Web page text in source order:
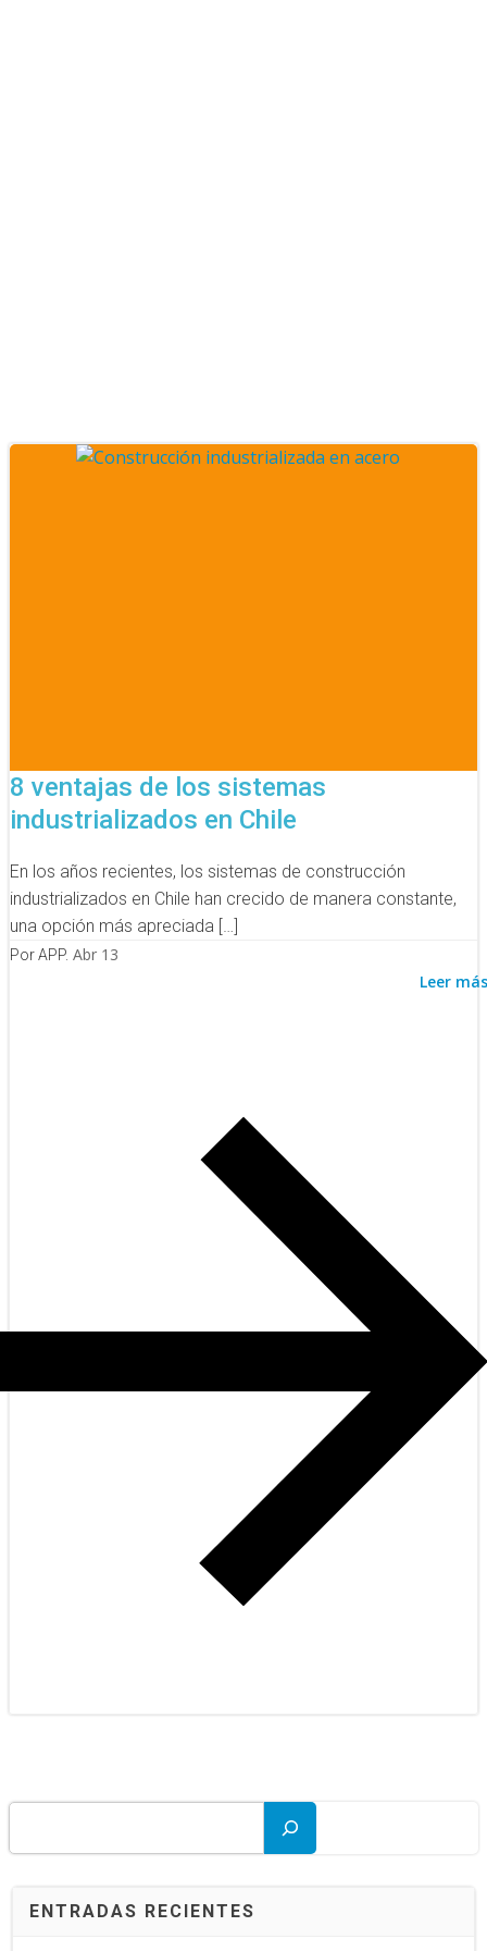
8 ventajas de los sistemas
industrializados en Chile
En los años recientes, los sistemas de construcción
industrializados en Chile han crecido de manera constante,
una opción más apreciada […]
Por APP. Abr 13
Leer más
ENTRADAS RECIENTES